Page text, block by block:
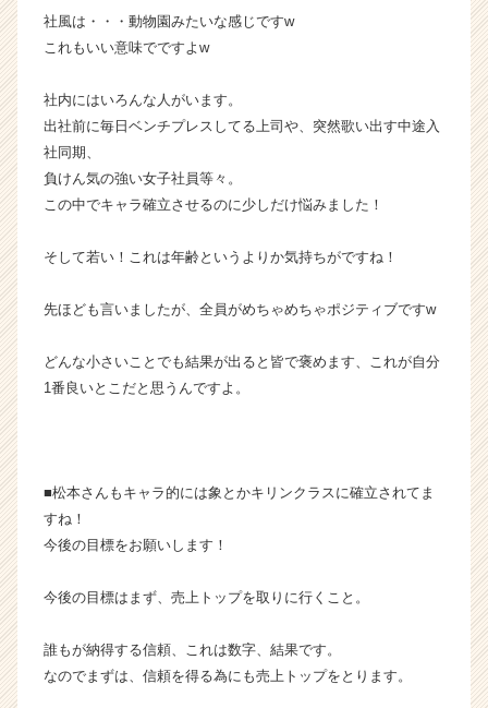
e
a
の
タ
ム
ラ
イ
|
ン
ー・
成
か
カ
ト
届
く
社風は・・・動物園みたいな感じですw
これもいい意味でですよw
社内にはいろんな人がいます。
出社前に毎日ベンチプレスしてる上司や、突然歌い出す中途入
社同期、
負けん気の強い女子社員等々。
この中でキャラ確立させるのに少しだけ悩みました！
そして若い！これは年齢というよりか気持ちがですね！
先ほども言いましたが、全員がめちゃめちゃポジティブですw
どんな小さいことでも結果が出ると皆で褒めます、これが自分
1番良いとこだと思うんですよ。
■松本さんもキャラ的には象とかキリンクラスに確立されてま
すね！
今後の目標をお願いします！
今後の目標はまず、売上トップを取りに行くこと。
誰もが納得する信頼、これは数字、結果です。
なのでまずは、信頼を得る為にも売上トップをとります。